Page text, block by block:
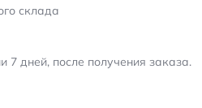
склада
7 дней, после получения заказа.